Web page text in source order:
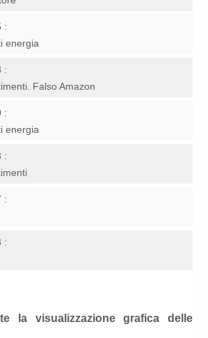
:
energia
:
Falso Amazon
:
energia
:
:
:
la visualizzazione grafica delle